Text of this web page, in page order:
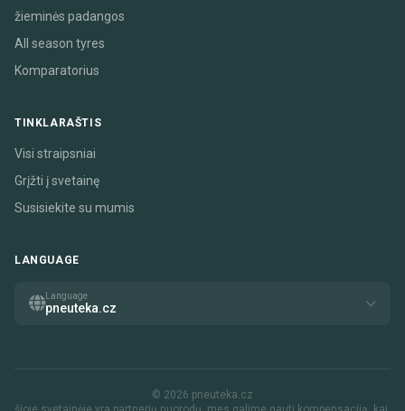
žieminės padangos
All season tyres
Komparatorius
TINKLARAŠTIS
Visi straipsniai
Grįžti į svetainę
Susisiekite su mumis
LANGUAGE
Language
pneuteka.cz
© 2026 pneuteka.cz